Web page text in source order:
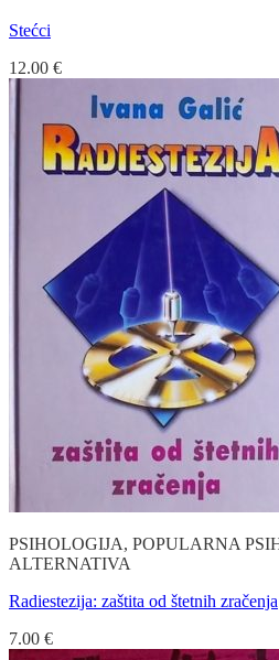
Stećci
12.00 €
PSIHOLOGIJA, POPULARNA
ALTERNATIVA
Radiestezija: zaštita od štetnih zračenja
7.00 €